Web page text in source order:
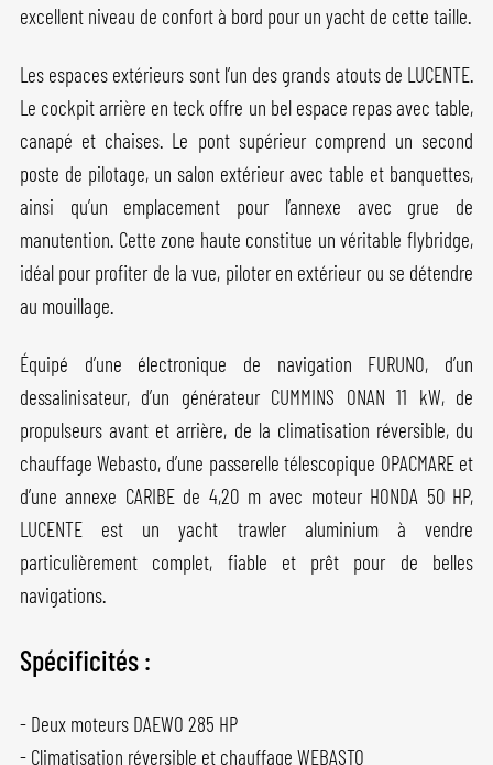
excellent niveau de confort à bord pour un yacht de cette taille.
Les espaces extérieurs sont l’un des grands atouts de LUCENTE.
Le cockpit arrière en teck offre un bel espace repas avec table,
canapé et chaises. Le pont supérieur comprend un second
poste de pilotage, un salon extérieur avec table et banquettes,
ainsi qu’un emplacement pour l’annexe avec grue de
manutention. Cette zone haute constitue un véritable flybridge,
idéal pour profiter de la vue, piloter en extérieur ou se détendre
au mouillage.
Équipé d’une électronique de navigation FURUNO, d’un
dessalinisateur, d’un générateur CUMMINS ONAN 11 kW, de
propulseurs avant et arrière, de la climatisation réversible, du
chauffage Webasto, d’une passerelle télescopique OPACMARE et
d’une annexe CARIBE de 4,20 m avec moteur HONDA 50 HP,
LUCENTE est un yacht trawler aluminium à vendre
particulièrement complet, fiable et prêt pour de belles
navigations.
Spécificités :
- Deux moteurs DAEWO 285 HP
- Climatisation réversible et chauffage WEBASTO